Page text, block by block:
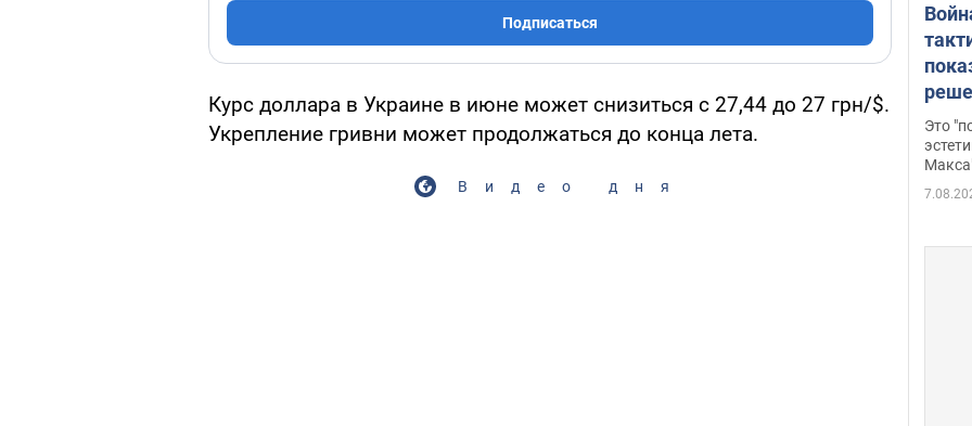
Подписаться
Курс доллара в Украине в июне может снизиться с 27,44 до 27 грн/$.
Укрепление гривни может продолжаться до конца лета.
Видео дня
Это